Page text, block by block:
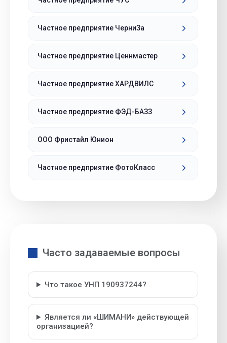
Частное предприятие ЧерниЗа
Частное предприятие Ценнмастер
Частное предприятие ХАРДВИЛС
Частное предприятие ФЭД-БАЗЗ
ООО Фристайл Юнион
Частное предприятие ФотоКласс
Часто задаваемые вопросы
Что такое УНП 190937244?
Является ли «ШИМАНИ» действующей
организацией?